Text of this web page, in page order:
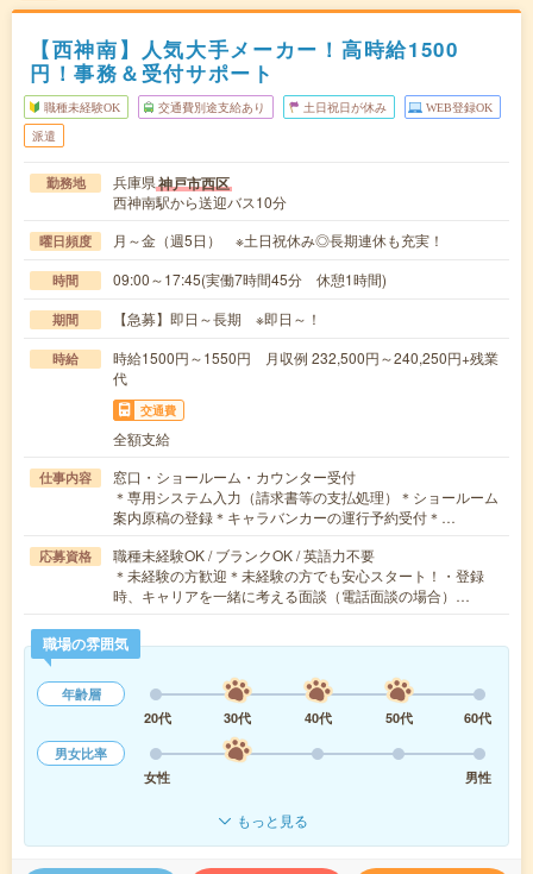
【西神南】人気大手メーカー！高時給1500
円！事務＆受付サポート
職種未経験OK 交通費別途支給あり 土日祝日が休み WEB登録OK
派遣
勤務地 兵庫県神戸市西区
西神南駅から送迎バス10分
曜日頻度 月～金（週5日） ※土日祝休み◎長期連休も充実！
時間 09:00～17:45(実働7時間45分 休憩1時間)
期間 【急募】即日～長期 ※即日～！
時給
時給1500円～1550円 月収例 232,500円～240,250円+残業
代
交通費
全額支給
仕事内容
窓口・ショールーム・カウンター受付
＊専用システム入力（請求書等の支払処理）＊ショールーム
案内原稿の登録＊キャラバンカーの運行予約受付＊…
応募資格
職種未経験OK / ブランクOK / 英語力不要
＊未経験の方歓迎＊未経験の方でも安心スタート！・登録
時、キャリアを一緒に考える面談（電話面談の場合）…
職場の雰囲気
年齢層
20代
30代 40代 50代
60代
男女比率
女性
男性
もっと見る